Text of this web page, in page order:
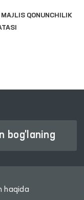
bog'laning
haqida